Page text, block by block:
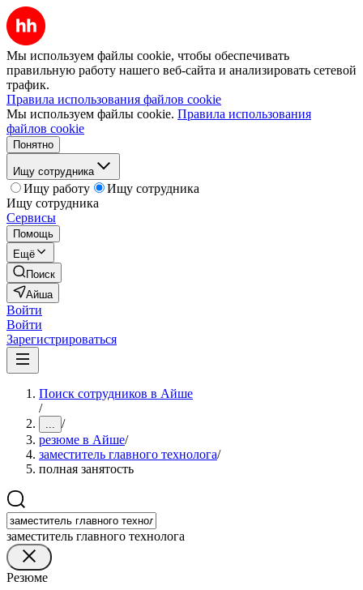
Мы используем файлы cookie, чтобы обеспечивать
правильную работу нашего веб-сайта и анализировать сетевой
трафик.
Правила использования файлов cookie
Мы используем файлы cookie. Правила использования
файлов cookie
Понятно
Ищу сотрудника
Ищу работу
Ищу сотрудника
Ищу сотрудника
Сервисы
Помощь
Ещё
Поиск
Айша
Войти
Войти
Зарегистрироваться
Поиск сотрудников в Айше
/
... /
резюме в Айше/
заместитель главного технолога/
полная занятость
заместитель главного технолога
Резюме